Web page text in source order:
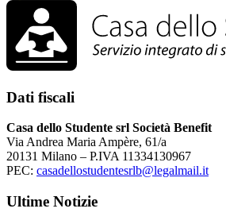
Dati fiscali
Casa dello Studente srl Società Benefit
Via Andrea Maria Ampère, 61/a
20131 Milano – P.IVA 11334130967
PEC: casadellostudentesrlb@legalmail.it
Ultime Notizie